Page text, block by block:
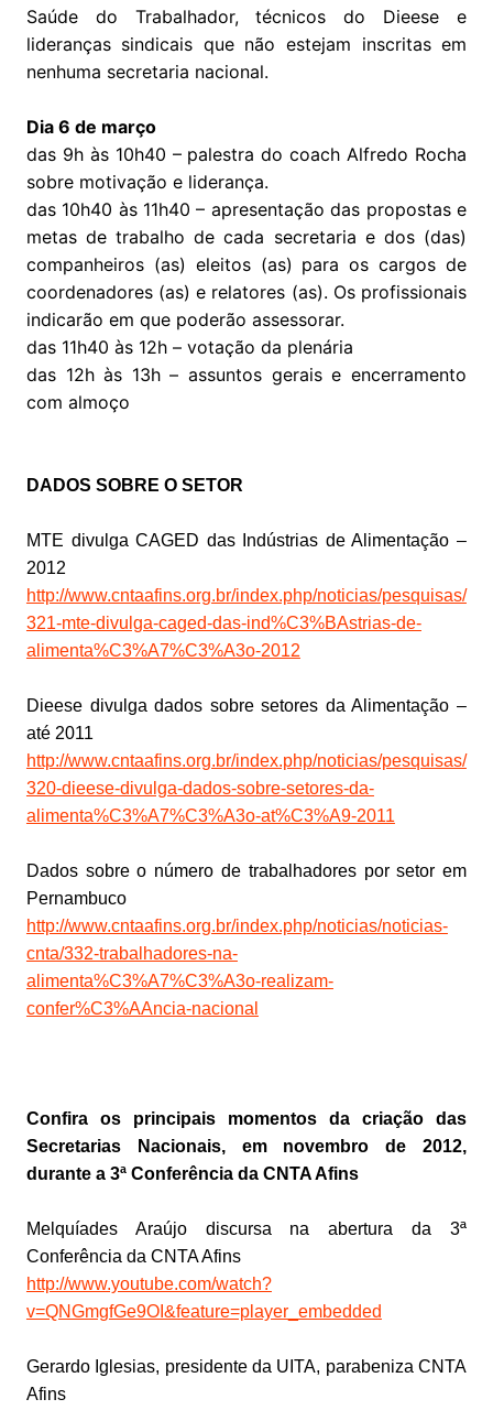
Saúde do Trabalhador, técnicos do Dieese e
lideranças sindicais que não estejam inscritas em
nenhuma secretaria nacional.
Dia 6 de março
das 9h às 10h40 – palestra do coach Alfredo Rocha
sobre motivação e liderança.
das 10h40 às 11h40 – apresentação das propostas e
metas de trabalho de cada secretaria e dos (das)
companheiros (as) eleitos (as) para os cargos de
coordenadores (as) e relatores (as). Os profissionais
indicarão em que poderão assessorar.
das 11h40 às 12h – votação da plenária
das 12h às 13h – assuntos gerais e encerramento
com almoço
DADOS SOBRE O SETOR
MTE divulga CAGED das Indústrias de Alimentação –
2012
http://www.cntaafins.org.br/index.php/noticias/pesquisas/
321-mte-divulga-caged-das-ind%C3%BAstrias-de-
alimenta%C3%A7%C3%A3o-2012
Dieese divulga dados sobre setores da Alimentação –
até 2011
http://www.cntaafins.org.br/index.php/noticias/pesquisas/
320-dieese-divulga-dados-sobre-setores-da-
alimenta%C3%A7%C3%A3o-at%C3%A9-2011
Dados sobre o número de trabalhadores por setor em
Pernambuco
http://www.cntaafins.org.br/index.php/noticias/noticias-
cnta/332-trabalhadores-na-
alimenta%C3%A7%C3%A3o-realizam-
confer%C3%AAncia-nacional
Confira os principais momentos da criação das
Secretarias Nacionais, em novembro de 2012,
durante a 3ª Conferência da CNTA Afins
Melquíades Araújo discursa na abertura da 3ª
Conferência da CNTA Afins
http://www.youtube.com/watch?
v=QNGmgfGe9OI&feature=player_embedded
Gerardo Iglesias, presidente da UITA, parabeniza CNTA
Afins